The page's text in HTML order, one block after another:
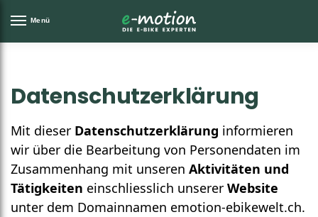
Menü
Datenschutzerklärung
Mit dieser Daten­schutz­erklärung informieren
wir über die Bearbeitung von Personen­daten im
Zusammenhang mit unseren Aktivitäten und
Tätigkeiten einschliesslich unserer Website
unter dem Domain­namen emotion-ebikewelt.ch.